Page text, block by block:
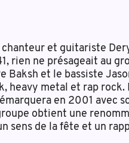
chanteur et guitariste
rien ne présageait au
Baksh et le bassiste
heavy metal et rap rock.
en 2001 avec
obtient une
sens de la fête et un